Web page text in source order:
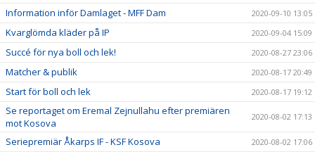
Information inför Damlaget - MFF Dam 2020-09-10 13:05
Kvarglömda kläder på IP 2020-09-04 15:09
Succé för nya boll och lek! 2020-08-27 23:06
Matcher & publik 2020-08-17 20:49
Start för boll och lek 2020-08-17 19:12
Se reportaget om Eremal Zejnullahu efter premiären
mot Kosova
2020-08-02 17:13
Seriepremiär Åkarps IF - KSF Kosova 2020-08-02 17:06